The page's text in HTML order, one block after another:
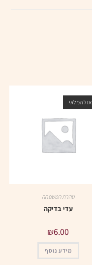
אזל המלאי
טהרת המשפחה
עדי בדיקה
₪6.00
מידע נוסף